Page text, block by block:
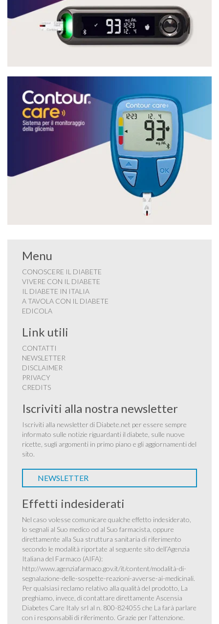
Menu
CONOSCERE IL DIABETE
VIVERE CON IL DIABETE
IL DIABETE IN ITALIA
A TAVOLA CON IL DIABETE
EDICOLA
Link utili
CONTATTI
NEWSLETTER
DISCLAIMER
PRIVACY
CREDITS
Iscriviti alla nostra newsletter
Iscriviti alla newsletter di Diabete.net per essere sempre
informato sulle notizie riguardanti il diabete, sulle nuove
ricette, sugli argomenti in primo piano e gli aggiornamenti del
sito.
NEWSLETTER
Effetti indesiderati
Nel caso volesse comunicare qualche effetto indesiderato,
lo segnali al Suo medico od al Suo farmacista, oppure
direttamente alla Sua struttura sanitaria di riferimento
secondo le modalità riportate al seguente sito dell’Agenzia
Italiana del Farmaco (AIFA):
http://www.agenziafarmaco.gov.it/it/content/modalità-di-
segnalazione-delle-sospette-reazioni-avverse-ai-medicinali.
Per qualsiasi reclamo relativo alla qualità del prodotto, La
preghiamo, invece, di contattare direttamente Ascensia
Diabetes Care Italy srl al n. 800-824055 che La farà parlare
con i responsabili di riferimento. Grazie per l’attenzione.